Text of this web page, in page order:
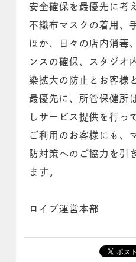
安全確保を最優先に考
不織布マスクの着用、
ほか、日々の店内消毒
ンスの確保、スタジオ
染拡大の防止とお客様
最優先に、所管保健所
しサービス提供を行っ
ご利用のお客様にも、
防対策へのご協力を引
ます。
ロイブ運営本部